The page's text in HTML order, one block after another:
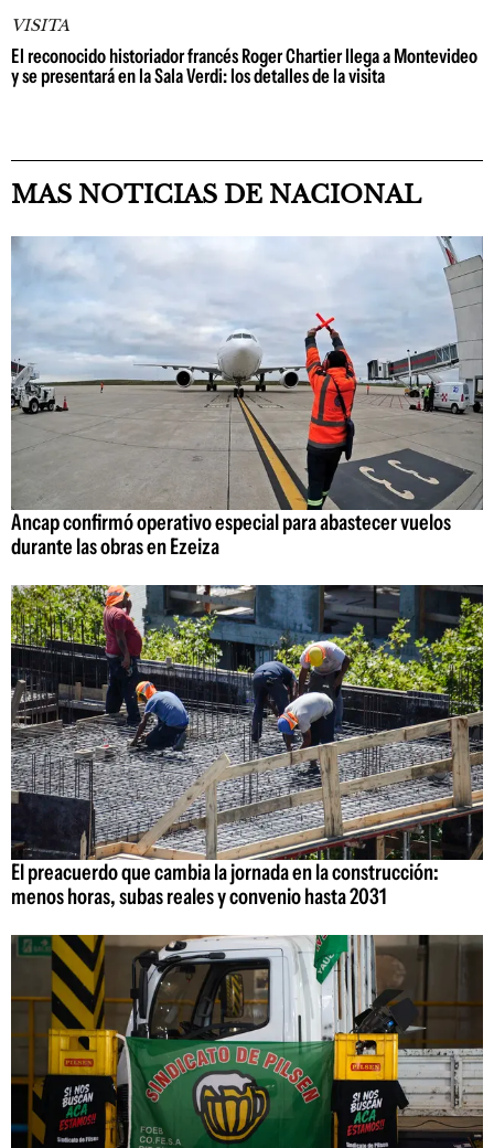
VISITA
El reconocido historiador francés Roger Chartier llega a Montevideo
y se presentará en la Sala Verdi: los detalles de la visita
MAS NOTICIAS DE NACIONAL
Ancap confirmó operativo especial para abastecer vuelos
durante las obras en Ezeiza
El preacuerdo que cambia la jornada en la construcción:
menos horas, subas reales y convenio hasta 2031